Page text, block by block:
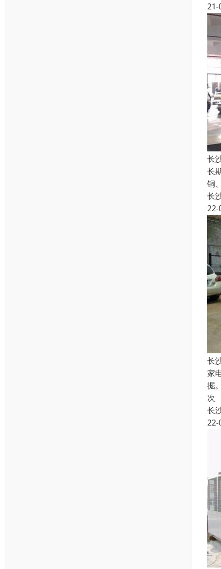
21-
长
长
铜
长
22-
长
家
掘
次
长
22-